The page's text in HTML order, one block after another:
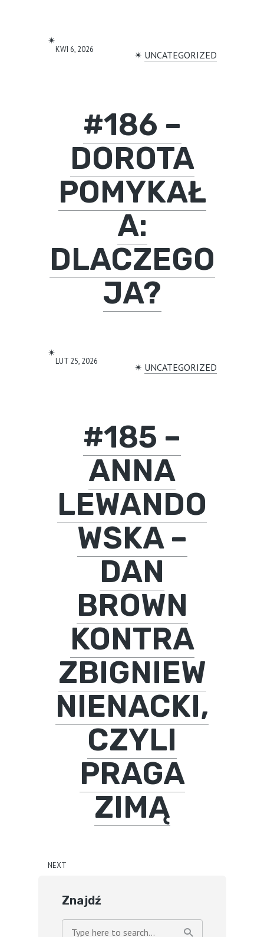
✴︎
KWI 6, 2026 ✴︎ UNCATEGORIZED
#186 –
DOROTA
POMYKAŁ
A:
DLACZEGO
JA?
✴︎
LUT 25, 2026 ✴︎ UNCATEGORIZED
#185 –
ANNA
LEWANDO
WSKA –
DAN
BROWN
KONTRA
ZBIGNIEW
NIENACKI,
CZYLI
PRAGA
ZIMĄ
NEXT
Znajdź